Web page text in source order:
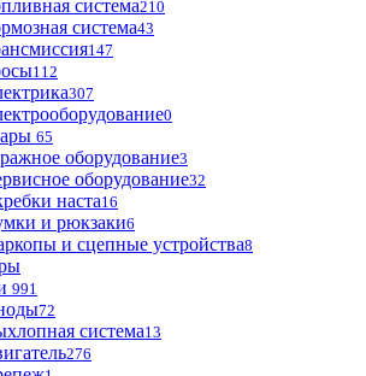
система210
система43
147
112
307
0
65
оборудование3
оборудование32
наста16
и рюкзаки6
и сцепные устройства8
991
72
система13
276